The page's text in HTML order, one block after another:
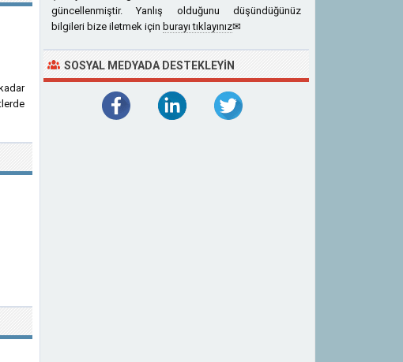
güncellenmiştir. Yanlış olduğunu düşündüğünüz
bilgileri bize iletmek için burayı tıklayınız✉
SOSYAL MEDYADA DESTEKLEYIN